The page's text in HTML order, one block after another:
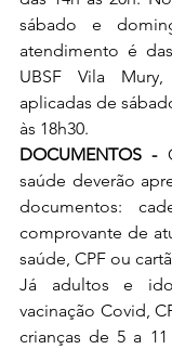
sábado e
atendimento é
UBSF Vila
aplicadas de
às 18h30.
DOCUMENTOS -
saúde deverão
documentos:
comprovante de
saúde, CPF ou
Já adultos e
vacinação Covid,
crianças de 5 a